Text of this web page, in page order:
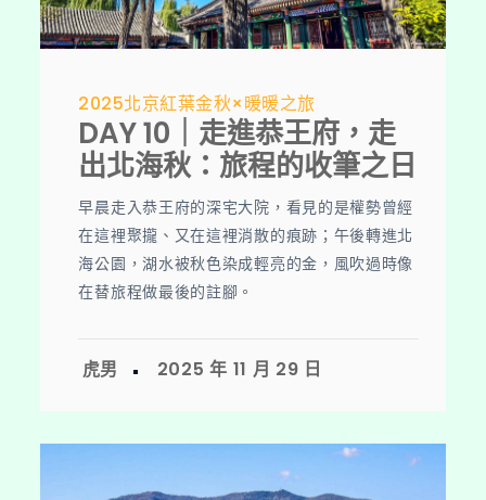
2025北京紅葉金秋×暖暖之旅
DAY 10｜走進恭王府，走
出北海秋：旅程的收筆之日
早晨走入恭王府的深宅大院，看見的是權勢曾經
在這裡聚攏、又在這裡消散的痕跡；午後轉進北
海公園，湖水被秋色染成輕亮的金，風吹過時像
在替旅程做最後的註腳。